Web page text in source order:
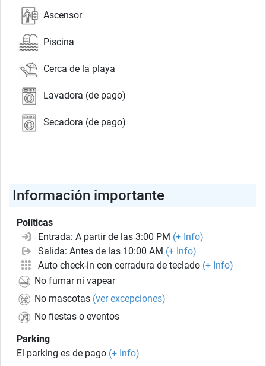
Ascensor
Piscina
Cerca de la playa
Lavadora (de pago)
Secadora (de pago)
Información importante
Políticas
Entrada: A partir de las 3:00 PM (+ Info)
Salida: Antes de las 10:00 AM (+ Info)
Auto check-in con cerradura de teclado (+ Info)
No fumar ni vapear
No mascotas (ver excepciones)
No fiestas o eventos
Parking
El parking es de pago (+ Info)